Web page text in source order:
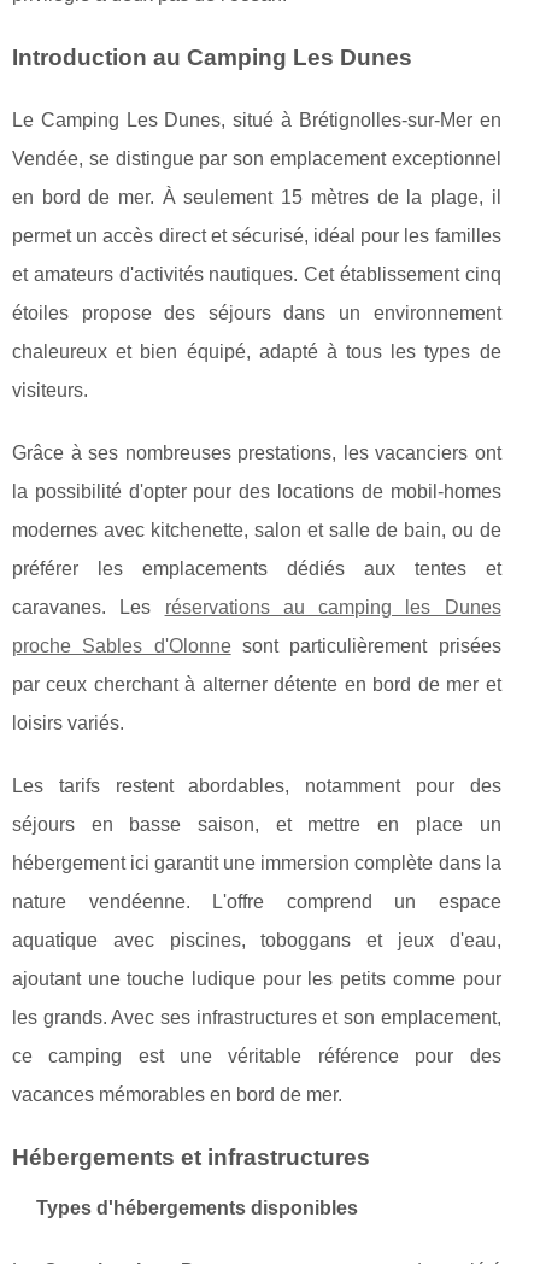
Introduction au Camping Les Dunes
Le Camping Les Dunes, situé à Brétignolles-sur-Mer en
Vendée, se distingue par son emplacement exceptionnel
en bord de mer. À seulement 15 mètres de la plage, il
permet un accès direct et sécurisé, idéal pour les familles
et amateurs d'activités nautiques. Cet établissement cinq
étoiles propose des séjours dans un environnement
chaleureux et bien équipé, adapté à tous les types de
visiteurs.
Grâce à ses nombreuses prestations, les vacanciers ont
la possibilité d'opter pour des locations de mobil-homes
modernes avec kitchenette, salon et salle de bain, ou de
préférer les emplacements dédiés aux tentes et
caravanes. Les réservations au camping les Dunes
proche Sables d'Olonnesont particulièrement prisées
par ceux cherchant à alterner détente en bord de mer et
loisirs variés.
Les tarifs restent abordables, notamment pour des
séjours en basse saison, et mettre en place un
hébergement ici garantit une immersion complète dans la
nature vendéenne. L'offre comprend un espace
aquatique avec piscines, toboggans et jeux d'eau,
ajoutant une touche ludique pour les petits comme pour
les grands. Avec ses infrastructures et son emplacement,
ce camping est une véritable référence pour des
vacances mémorables en bord de mer.
Hébergements et infrastructures
Types d'hébergements disponibles